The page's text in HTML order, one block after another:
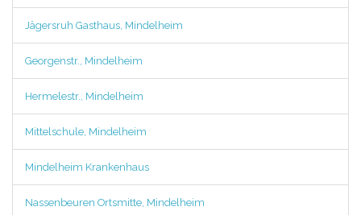
Jägersruh Gasthaus, Mindelheim
Georgenstr., Mindelheim
Hermelestr., Mindelheim
Mittelschule, Mindelheim
Mindelheim Krankenhaus
Nassenbeuren Ortsmitte, Mindelheim